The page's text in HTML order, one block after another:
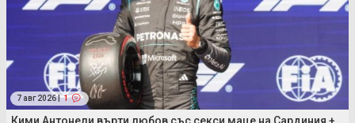
7 авг 2026 | 1
Кими Антонели върти любов със секси маце на Сардиния +